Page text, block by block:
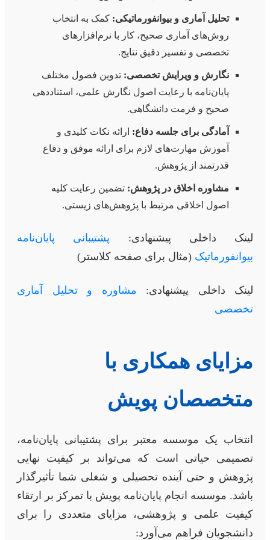
تحلیل آماری و بیوانفورماتیکی: کمک به انتخاب
روش‌های آماری صحیح، کار با نرم‌افزارهای
تخصصی و تفسیر دقیق نتایج.
نگارش و ویرایش تخصصی: تدوین فصول مختلف
پایان‌نامه با رعایت اصول نگارش علمی، استناددهی
صحیح و فرمت دانشگاهی.
آمادگی برای جلسه دفاع: ارائه نکات کلیدی و
آموزش مهارت‌های لازم برای ارائه موفق و دفاع
قدرتمند از پژوهش.
مشاوره اخلاق در پژوهش: تضمین رعایت کلیه
اصول اخلاقی مرتبط با پژوهش‌های زیستی.
لینک داخلی پیشنهادی: پشتیبانی پایان‌نامه
بیوانفورماتیک (مثال برای صفحه کلاستر)
لینک داخلی پیشنهادی: مشاوره و تحلیل آماری
تخصصی
مزایای همکاری با
متخصصان پویش
انتخاب یک موسسه معتبر برای پشتیبانی پایان‌نامه،
تصمیمی حیاتی است که می‌تواند بر کیفیت نهایی
پژوهش و حتی آینده تحصیلی و شغلی شما تأثیرگذار
باشد. موسسه انجام پایان‌نامه پویش با تمرکز بر ارتقاء
کیفیت علمی و پژوهشی، مزایای متعددی را برای
دانشجویان فراهم می‌آورد: